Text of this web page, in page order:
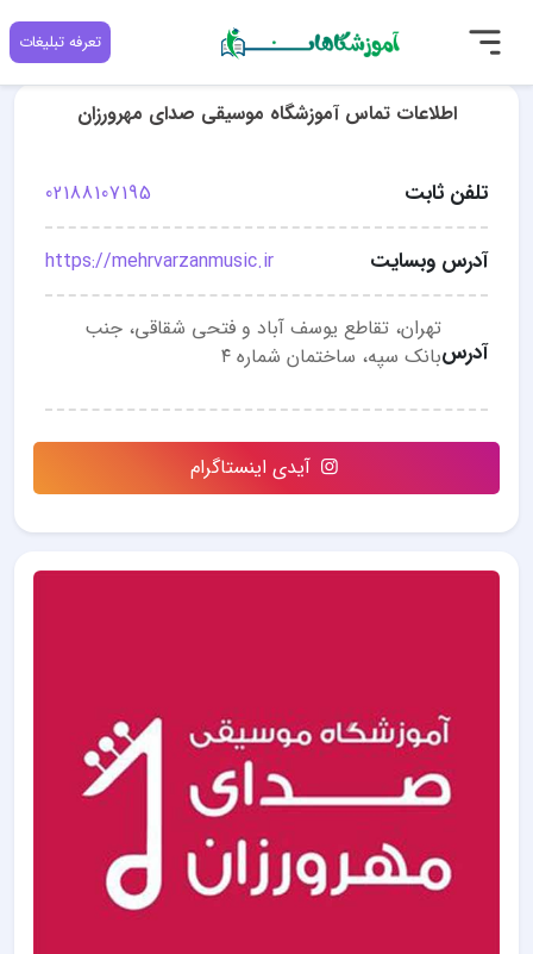
تعرفه تبلیغات
اطلاعات تماس آموزشگاه موسیقی صدای مهرورزان
تلفن ثابت 02188107195
آدرس وبسایت https://mehrvarzanmusic.ir
آدرس
تهران، تقاطع یوسف آباد و فتحی شقاقی، جنب
بانک سپه، ساختمان شماره ۴
آیدی اینستاگرام